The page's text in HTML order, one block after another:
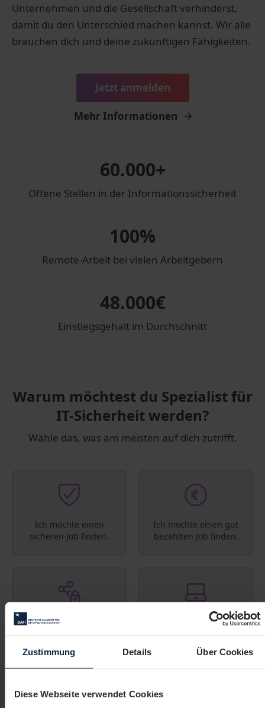
Zustimmung Details Über Cookies
Diese Webseite verwendet Cookies
Unternehmen und die Gesellschaft verhinderst,
damit du den Unterschied machen kannst. Wir alle
brauchen dich und deine zukünftigen Fähigkeiten.
Jetzt anmelden
Mehr Informationen
60.000+
Offene Stellen in der Informationssicherheit
100%
Remote-Arbeit bei vielen Arbeitgebern
48.000€
Einstiegsgehalt im Durchschnitt
Warum möchtest du Spezialist für
IT-Sicherheit werden?
Wähle das, was am meisten auf dich zutrifft.
Ich möchte einen
sicheren Job finden.
Ich möchte einen gut
bezahlten Job finden.
Ich finde IT-Sicherheit
Ich will von überall